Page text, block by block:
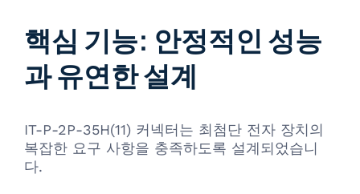
핵심 기능: 안정적인 성능
과 유연한 설계
IT-P-2P-35H(11) 커넥터는 최첨단 전자 장치의
복잡한 요구 사항을 충족하도록 설계되었습니
다.